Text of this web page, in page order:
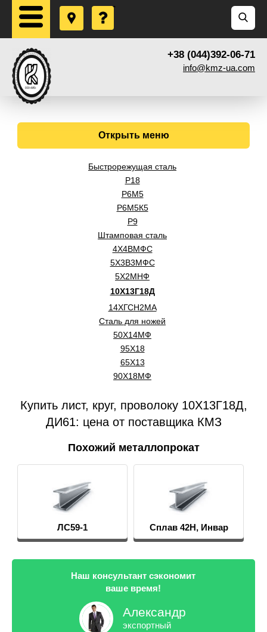
+38 (044)392-06-71
info@kmz-ua.com
Открыть меню
Быстрорежущая сталь
Р18
Р6М5
Р6М5К5
Р9
Штамповая сталь
4Х4ВМФС
5Х3В3МФС
5Х2МНФ
10Х13Г18Д
14ХГСН2МА
Сталь для ножей
50Х14МФ
95Х18
65Х13
90Х18МФ
Купить лист, круг, проволоку 10Х13Г18Д,
ДИ61: цена от поставщика КМЗ
Похожий металлопрокат
ЛС59-1 Сплав 42Н, Инвар
Наш консультант сэкономит
ваше время!
Александр
экспортный